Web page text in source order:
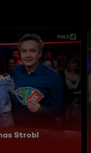
Strobl